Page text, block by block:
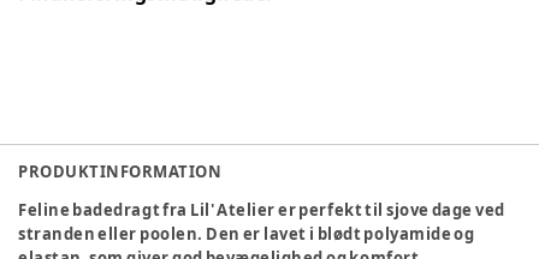
PRODUKTINFORMATION
Feline badedragt fra Lil' Atelier er perfekt til sjove dage ved
stranden eller poolen. Den er lavet i blødt polyamide og